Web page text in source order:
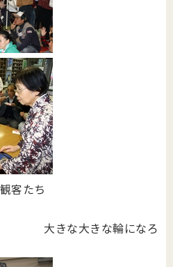
客たち
な輪になろ